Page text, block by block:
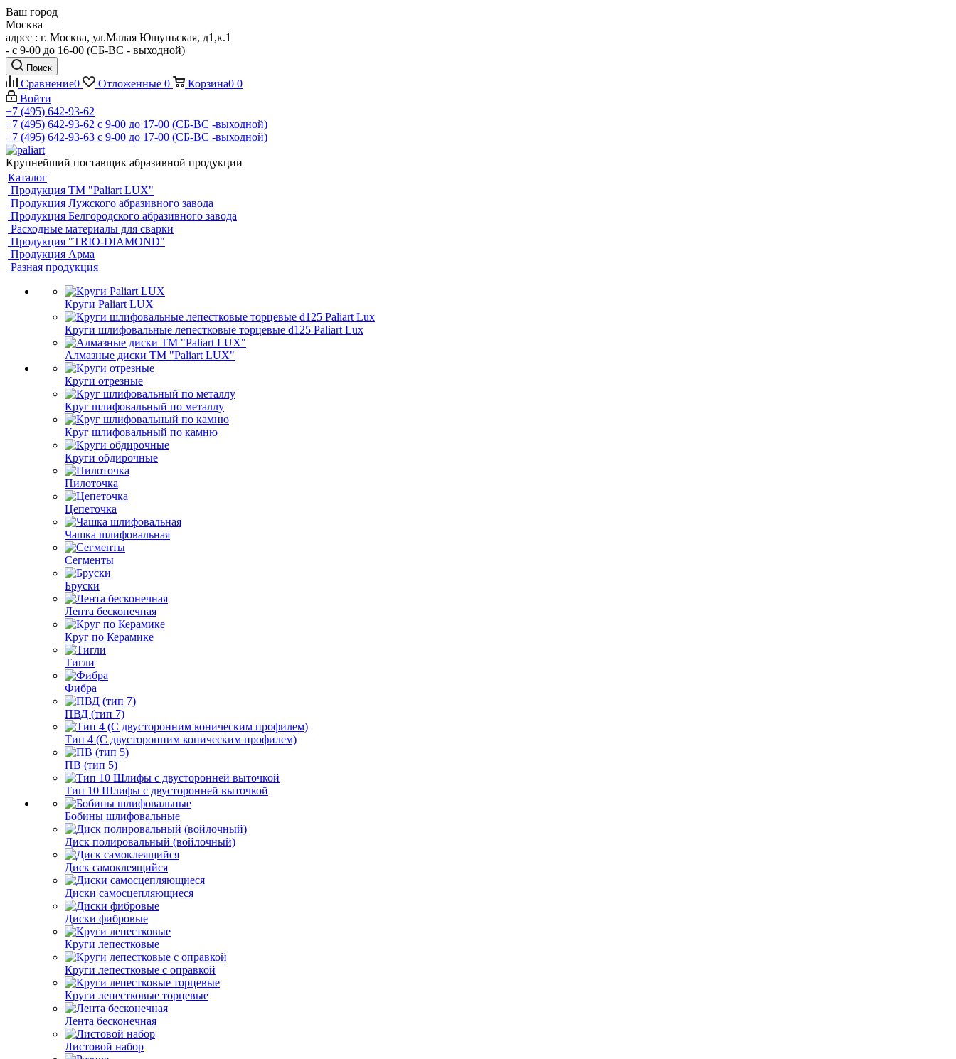
Ваш город
Москва
адрес : г. Москва, ул.Малая Юшуньская, д1,к.1
- c 9-00 до 16-00 (СБ-ВС - выходной)
Поиск
Сравнение0 Отложенные 0 Корзина0 0
Войти
+7 (495) 642-93-62
+7 (495) 642-93-62 c 9-00 до 17-00 (СБ-ВС -выходной)
+7 (495) 642-93-63 c 9-00 до 17-00 (СБ-ВС -выходной)
Крупнейший поставщик абразивной продукции
Каталог
Продукция ТМ "Paliart LUX"
Продукция Лужского абразивного завода
Продукция Белгородского абразивного завода
Расходные материалы для сварки
Продукция "TRIO-DIAMOND"
Продукция Арма
Разная продукция
Круги Paliart LUX
Круги шлифовальные лепестковые торцевые d125 Paliart Lux
Алмазные диски ТМ "Paliart LUX"
Круги отрезные
Круг шлифовальный по металлу
Круг шлифовальный по камню
Круги обдирочные
Пилоточка
Цепеточка
Чашка шлифовальная
Сегменты
Бруски
Лента бесконечная
Круг по Керамике
Тигли
Фибра
ПВД (тип 7)
Тип 4 (С двусторонним коническим профилем)
ПВ (тип 5)
Тип 10 Шлифы с двусторонней выточкой
Бобины шлифовальные
Диск полировальный (войлочный)
Диск самоклеящийся
Диски самосцепляющиеся
Диски фибровые
Круги лепестковые
Круги лепестковые с оправкой
Круги лепестковые торцевые
Лента бесконечная
Листовой набор